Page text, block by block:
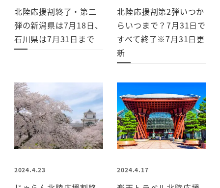
北陸応援割終了・第二
弾の新潟県は7月18日、
石川県は7月31日まで
北陸応援割第2弾いつか
らいつまで？7月31日で
すべて終了※7月31日更
新
2024.4.23 2024.4.17